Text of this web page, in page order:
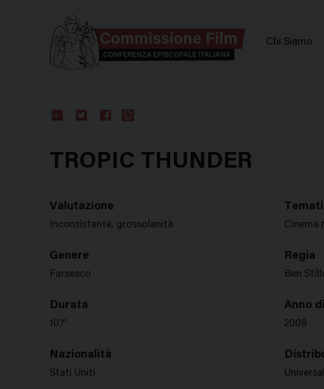
Menu
Chi Siamo
TROPIC THUNDER
Valutazione
Inconsistente, grossolanità Cinema
Genere
Farsesco
Regia
Ben
Durata
107'
Anno
2008
Nazionalità
Stati Uniti